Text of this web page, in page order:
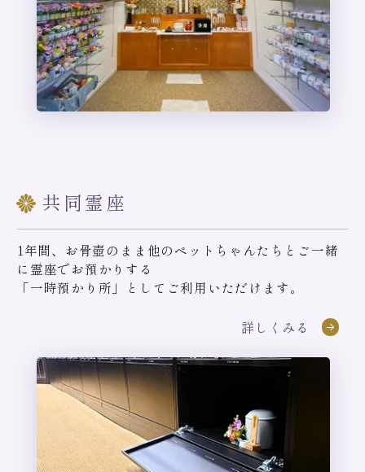
共同霊座
1年間、お骨壺のまま他のペットちゃんたちとご一緒
に霊座でお預かりする
「一時預かり所」としてご利用いただけます。
詳しくみる